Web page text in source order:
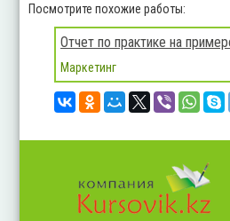
Посмотрите похожие работы:
Отчет по практике на
Маркетинг